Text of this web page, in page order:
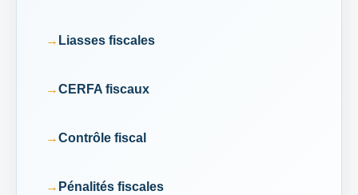
Liasses fiscales
CERFA fiscaux
Contrôle fiscal
Pénalités fiscales